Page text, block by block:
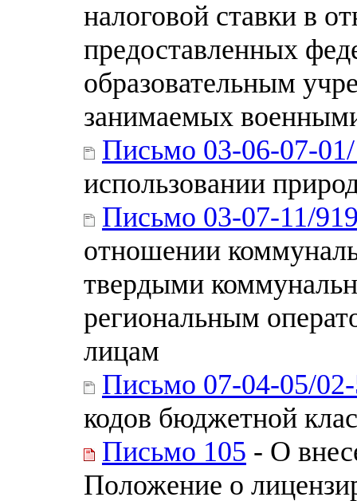
налоговой ставки в
предоставленных
образовательным
занимаемых
Письмо 03-06-07-
использовании
Письмо 03-07-11/
отношении
твердыми
региональным
лицам
Письмо 07-04-05/
кодов бюджетной
Письмо 105 - О
Положение о